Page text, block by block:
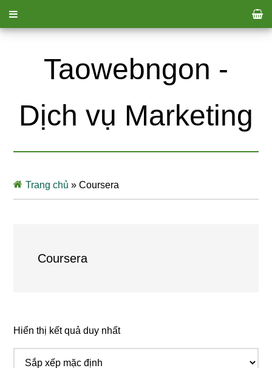
Taowebngon -
Dịch vụ Marketing
Trang chủ »Coursera
Coursera
Hiển thị kết quả duy nhất